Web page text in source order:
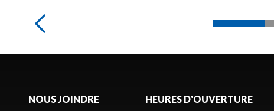
NOUS JOINDRE HEURES D'OUVERTURE